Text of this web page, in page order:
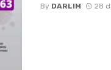
By DARLIM 28